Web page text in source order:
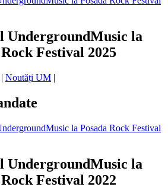
UndergroundMusic la
Festival 2025
| Noutăți UM |
UndergroundMusic la
Festival 2022